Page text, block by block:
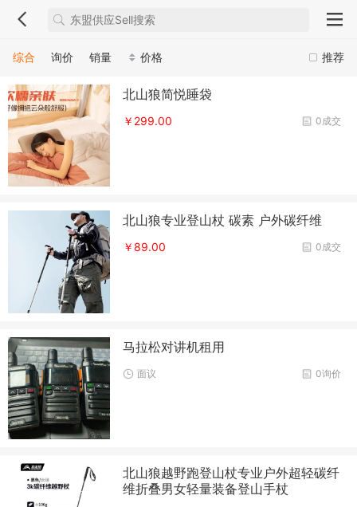
推荐
综合 询价 销量 价格
北山狼简悦睡袋
0成交
￥299.00
北山狼专业登山杖 碳素 户外碳纤维
0成交
￥89.00
马拉松对讲机租用
0询价
面议
北山狼越野跑登山杖专业户外超轻碳纤
维折叠男女轻量装备登山手杖